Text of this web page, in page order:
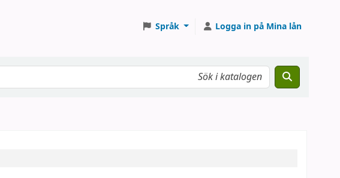
Språk Logga in på Mina lån